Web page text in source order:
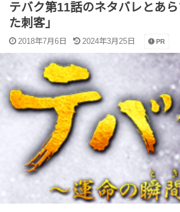
テバク第11話のネタバレとあ
た刺客」
2018年7月6日 2024年3月25日 PR